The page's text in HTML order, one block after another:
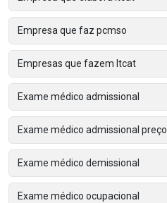
Empresa que faz pcmso
Empresas que fazem ltcat
Exame médico admissional
Exame médico admissional preço
Exame médico demissional
Exame médico ocupacional